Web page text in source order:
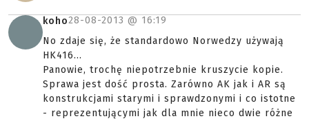
koho28-08-2013 @ 16:19
No zdaje się, że standardowo Norwedzy używają
HK416...
Panowie, trochę niepotrzebnie kruszycie kopie.
Sprawa jest dość prosta. Zarówno AK jak i AR są
konstrukcjami starymi i sprawdzonymi i co istotne
- reprezentującymi jak dla mnie nieco dwie różne